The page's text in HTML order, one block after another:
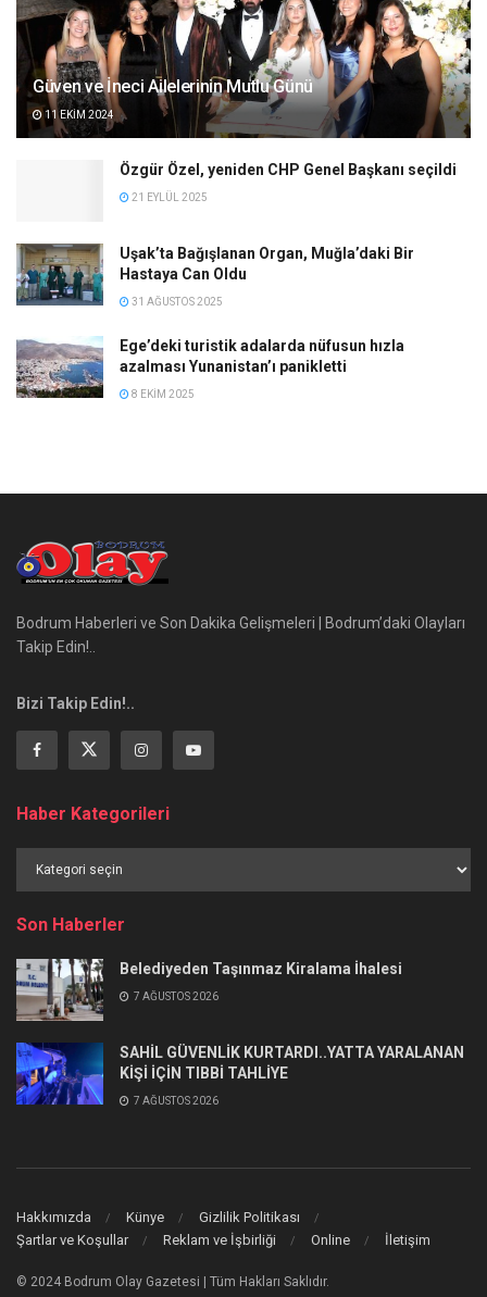
Güven ve İneci Ailelerinin Mutlu Günü
11 EKIM 2024
Özgür Özel, yeniden CHP Genel Başkanı seçildi
21 EYLÜL 2025
Uşak’ta Bağışlanan Organ, Muğla’daki Bir
Hastaya Can Oldu
31 AĞUSTOS 2025
Ege’deki turistik adalarda nüfusun hızla
azalması Yunanistan’ı panikletti
8 EKIM 2025
Bodrum Haberleri ve Son Dakika Gelişmeleri | Bodrum’daki Olayları
Takip Edin!..
Bizi Takip Edin!..
Haber Kategorileri
Kategorileri
Son Haberler
Belediyeden Taşınmaz Kiralama İhalesi
7 AĞUSTOS 2026
SAHİL GÜVENLİK KURTARDI..YATTA YARALANAN
KİŞİ İÇİN TIBBİ TAHLİYE
7 AĞUSTOS 2026
Hakkımızda Künye
Gizlilik Politikası
Şartlar ve Koşullar
Reklam ve İşbirliği Online İletişim
© 2024 Bodrum Olay Gazetesi | Tüm Hakları Saklıdır.